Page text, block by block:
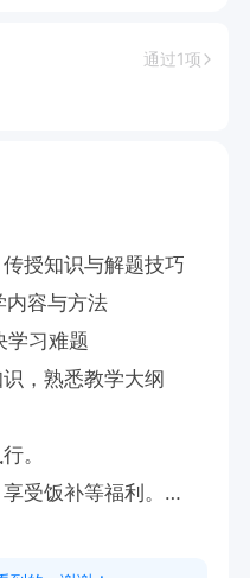
通过1项
授知识与解题技巧
内容与方法
学习难题
，熟悉教学大纲
。
受饭补等福利。